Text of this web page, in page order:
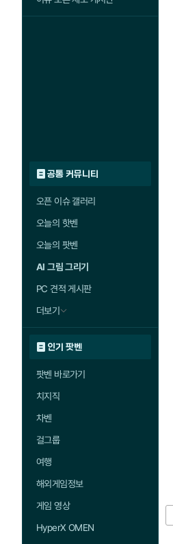
공통 커뮤니티
오픈 이슈 갤러리
오늘의 핫벤
오늘의 팟벤
AI 그림 그리기
PC 견적 게시판
더보기
인기 팟벤
팟벤 바로가기
치지직
차벤
걸그룹
여행
해외게임정보
게임 영상
HyperX OMEN